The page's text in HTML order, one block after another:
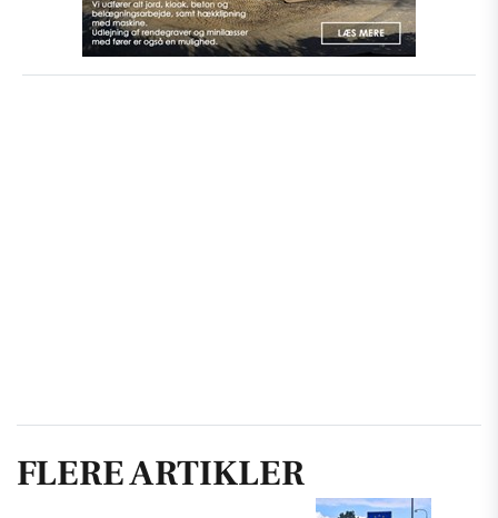
FLERE ARTIKLER